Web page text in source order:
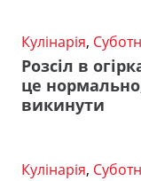
Кулінарія,
Розсіл в
це
викинути
Кулінарія,